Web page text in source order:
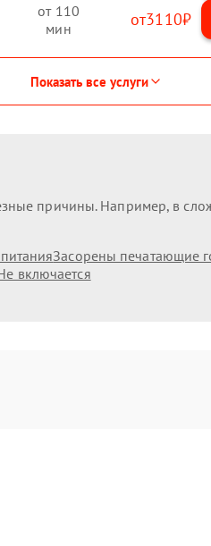
110 3110
Показать все услуги
причины. Например, в
Засорены печатающие
включается